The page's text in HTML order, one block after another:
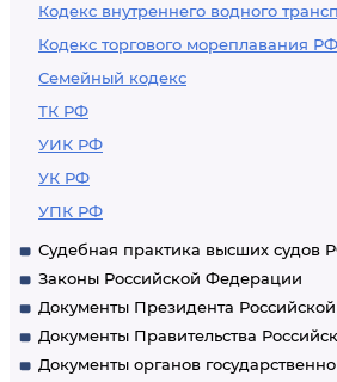
Кодекс внутреннего водного
Кодекс торгового мореплавания РФ
Семейный кодекс
ТК РФ
УИК РФ
УК РФ
УПК РФ
Судебная практика высших судов
Законы Российской Федерации
Документы Президента
Документы Правительства
Документы органов